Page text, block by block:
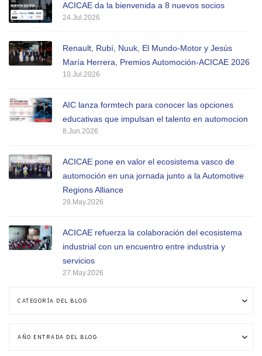
ACICAE da la bienvenida a 8 nuevos socios
24.Jul.2026
Renault, Rubí, Nuuk, El Mundo-Motor y Jesús
María Herrera, Premios Automoción-ACICAE 2026
10.Jul.2026
AIC lanza formtech para conocer las opciones
educativas que impulsan el talento en automocion
8.Jun.2026
ACICAE pone en valor el ecosistema vasco de
automoción en una jornada junto a la Automotive
Regions Alliance
28.May.2026
ACICAE refuerza la colaboración del ecosistema
industrial con un encuentro entre industria y
servicios
27.May.2026